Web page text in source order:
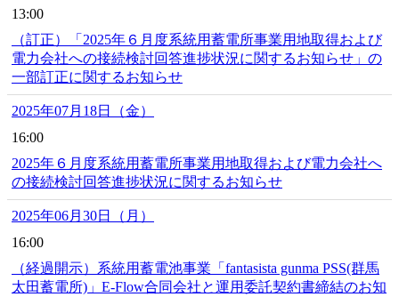
13:00
（訂正）「2025年６月度系統用蓄電所事業用地取得および
電力会社への接続検討回答進捗状況に関するお知らせ」の
一部訂正に関するお知らせ
2025年07月18日（金）
16:00
2025年６月度系統用蓄電所事業用地取得および電力会社へ
の接続検討回答進捗状況に関するお知らせ
2025年06月30日（月）
16:00
（経過開示）系統用蓄電池事業「fantasista gunma PSS(群馬
太田蓄電所)」E-Flow合同会社と運用委託契約書締結のお知